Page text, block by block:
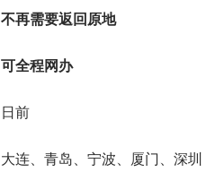
不再需要返回原地
可全程网办
日前
大连、青岛、宁波、厦门、深圳